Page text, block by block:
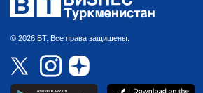
© 2026 БТ. Все права защищены.